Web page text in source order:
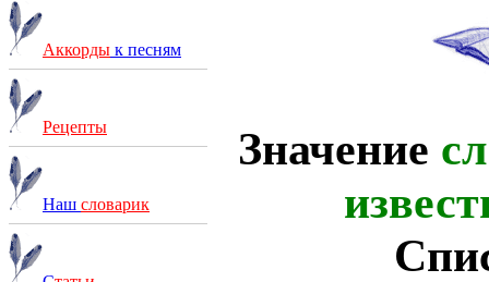
Аккорды к песням
Рецепты
Наш словарик
Значение